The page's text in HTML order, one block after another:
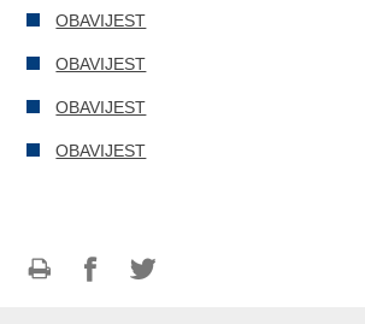
OBAVIJEST
OBAVIJEST
OBAVIJEST
OBAVIJEST